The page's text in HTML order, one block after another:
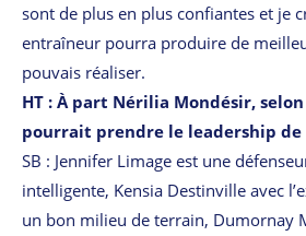
sont de plus en plus confiantes et je
entraîneur pourra produire de
pouvais réaliser.
HT : À part Nérilia Mondésir,
pourrait prendre le leadership de
SB : Jennifer Limage est une
intelligente, Kensia Destinville avec
un bon milieu de terrain, Dumornay